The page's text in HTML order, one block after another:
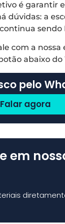
é garantir
dúvidas: a
sendo
com a nossa
abaixo
pelo
Falar agora
em